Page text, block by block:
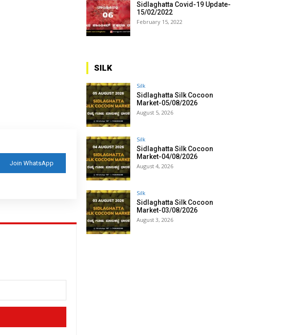
Join WhatsApp
Sidlaghatta Covid-19 Update-
15/02/2022
February 15, 2022
SILK
Silk
Sidlaghatta Silk Cocoon
Market-05/08/2026
August 5, 2026
Silk
Sidlaghatta Silk Cocoon
Market-04/08/2026
August 4, 2026
Silk
Sidlaghatta Silk Cocoon
Market-03/08/2026
August 3, 2026